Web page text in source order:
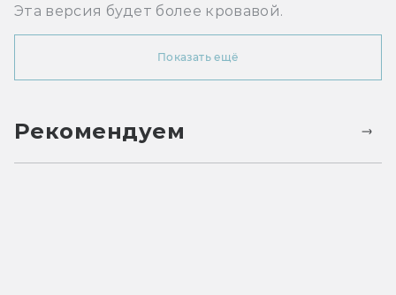
Эта версия будет более кровавой.
Показать ещё
Рекомендуем